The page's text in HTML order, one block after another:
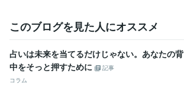
このブログを見た人にオススメ
占いは未来を当てるだけじゃない。あなたの背
中をそっと押すために
記事
コラム